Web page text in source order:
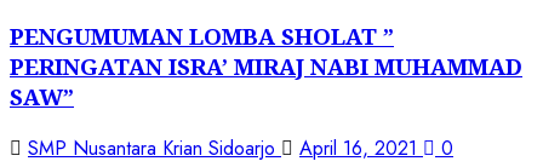
PENGUMUMAN LOMBA SHOLAT ”
PERINGATAN ISRA’ MIRAJ NABI MUHAMMAD
SAW”
SMP Nusantara Krian Sidoarjo April 16, 2021
0